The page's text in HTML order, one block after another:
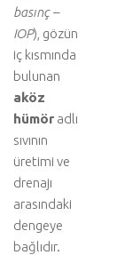
basınç –
IOP), gözün
iç kısmında
bulunan
aköz
hümör adlı
sıvının
üretimi ve
drenajı
arasındaki
dengeye
bağlıdır.